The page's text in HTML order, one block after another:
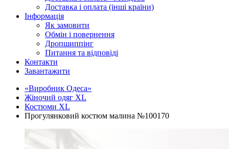
Доставка і оплата (інші країни)
Інформація
Як замовити
Обмін і повернення
Дропшиппінг
Питання та відповіді
Контакти
Завантажити
«Виробник Одеса»
Жіночий одяг XL
Костюми XL
Прогулянковий костюм малина №100170